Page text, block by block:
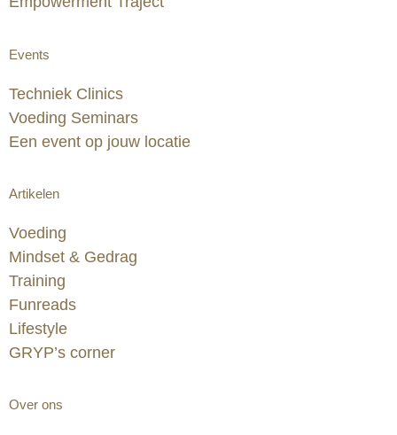
Events
Techniek Clinics
Voeding Seminars
Een event op jouw locatie
Artikelen
Voeding
Mindset & Gedrag
Training
Funreads
Lifestyle
GRYP’s corner
Over ons